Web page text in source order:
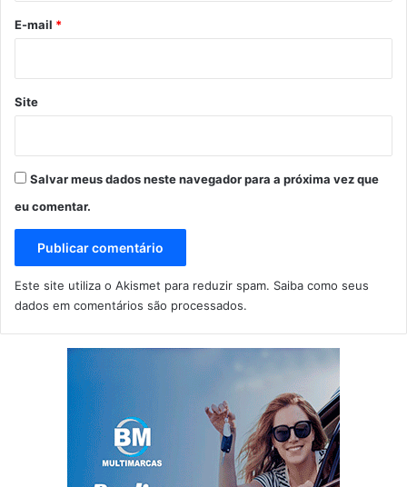
*
E-mail *
Site
Salvar meus dados neste navegador para a próxima vez que
eu comentar.
Este site utiliza o Akismet para reduzir spam. Saiba como seus
dados em comentários são processados.